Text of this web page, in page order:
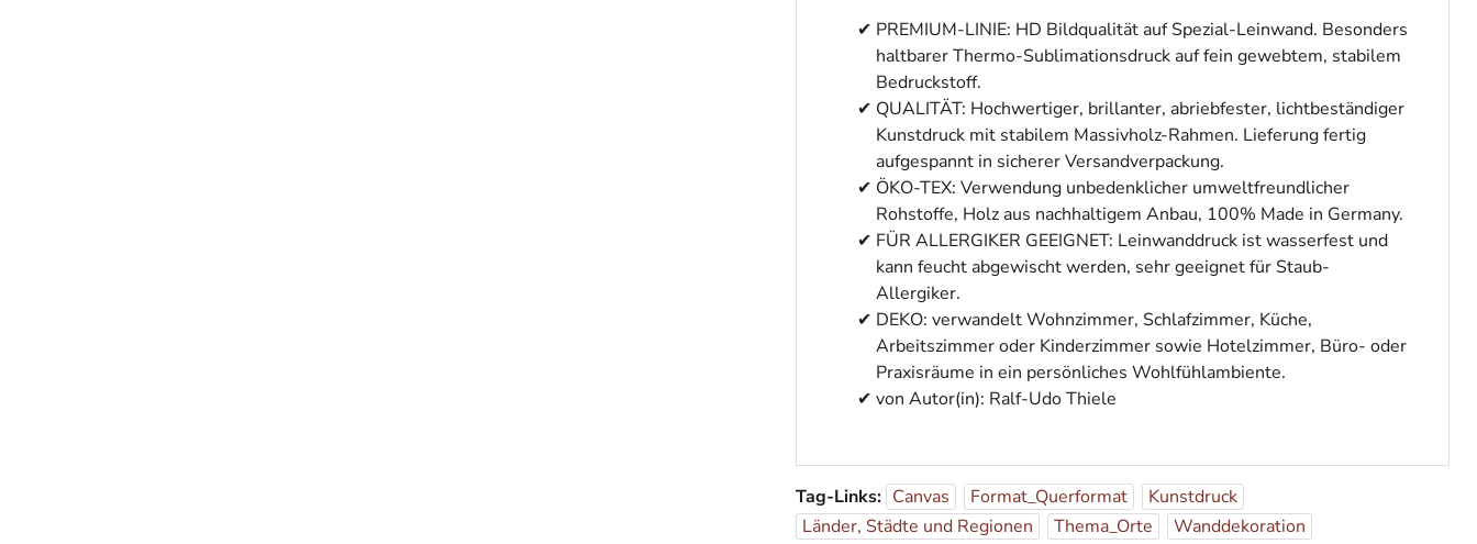
PREMIUM-LINIE: HD Bildqualität auf Spezial-Leinwand. Besonders
haltbarer Thermo-Sublimationsdruck auf fein gewebtem, stabilem
Bedruckstoff.
QUALITÄT: Hochwertiger, brillanter, abriebfester, lichtbeständiger
Kunstdruck mit stabilem Massivholz-Rahmen. Lieferung fertig
aufgespannt in sicherer Versandverpackung.
ÖKO-TEX: Verwendung unbedenklicher umweltfreundlicher
Rohstoffe, Holz aus nachhaltigem Anbau, 100% Made in Germany.
FÜR ALLERGIKER GEEIGNET: Leinwanddruck ist wasserfest und
kann feucht abgewischt werden, sehr geeignet für Staub-
Allergiker.
DEKO: verwandelt Wohnzimmer, Schlafzimmer, Küche,
Arbeitszimmer oder Kinderzimmer sowie Hotelzimmer, Büro- oder
Praxisräume in ein persönliches Wohlfühlambiente.
von Autor(in): Ralf-Udo Thiele
Tag-Links: Canvas Format_Querformat
Kunstdruck
Länder, Städte und Regionen
Thema_Orte Wanddekoration